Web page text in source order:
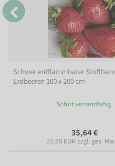
Schwer entflammbarer
Erdbeeren 100 x 200 cm
Sofort versandfähig.
35,64 €
29,95 EUR zzgl. ges.